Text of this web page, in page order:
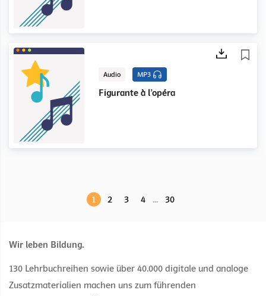
Audio MP3
Figurante à l’opéra
1 2 3 4 ... 30
Wir leben Bildung.
130 Lehrbuchreihen sowie über 40.000 digitale und analoge
Zusatzmaterialien machen uns zum führenden